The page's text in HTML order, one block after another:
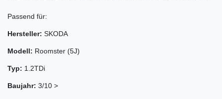
Passend für:
Hersteller: SKODA
Modell: Roomster (5J)
Typ: 1.2TDi
Baujahr: 3/10 >